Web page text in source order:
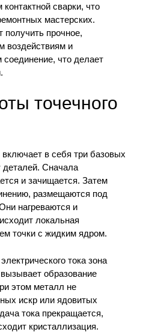
сварки, что
мастерских.
получить прочное,
воздействиям и
что делает
точечного
в себя три базовых
деталей. Сначала
и зачищается. Затем
размещаются под
нагреваются и
локальная
точки с жидким ядром.
тока зона
образование
этом металл не
искр или ядовитых
тока прекращается,
кристаллизация.